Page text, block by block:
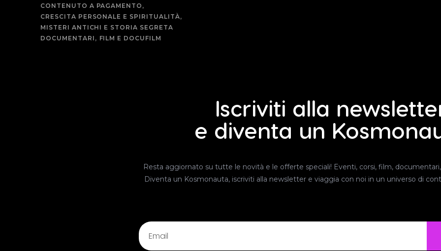
CONTENUTO A PAGAMENTO
CRESCITA PERSONALE E SPIRITUALITÀ
MISTERI ANTICHI E STORIA SEGRETA
DOCUMENTARI
FILM E DOCUFILM
Iscriviti alla
e diventa un
Resta aggiornato su tutte le novità e le offerte speciali! Eventi, corsi, film,
Diventa un Kosmonauta, iscriviti alla newsletter e viaggia con noi in un universo di